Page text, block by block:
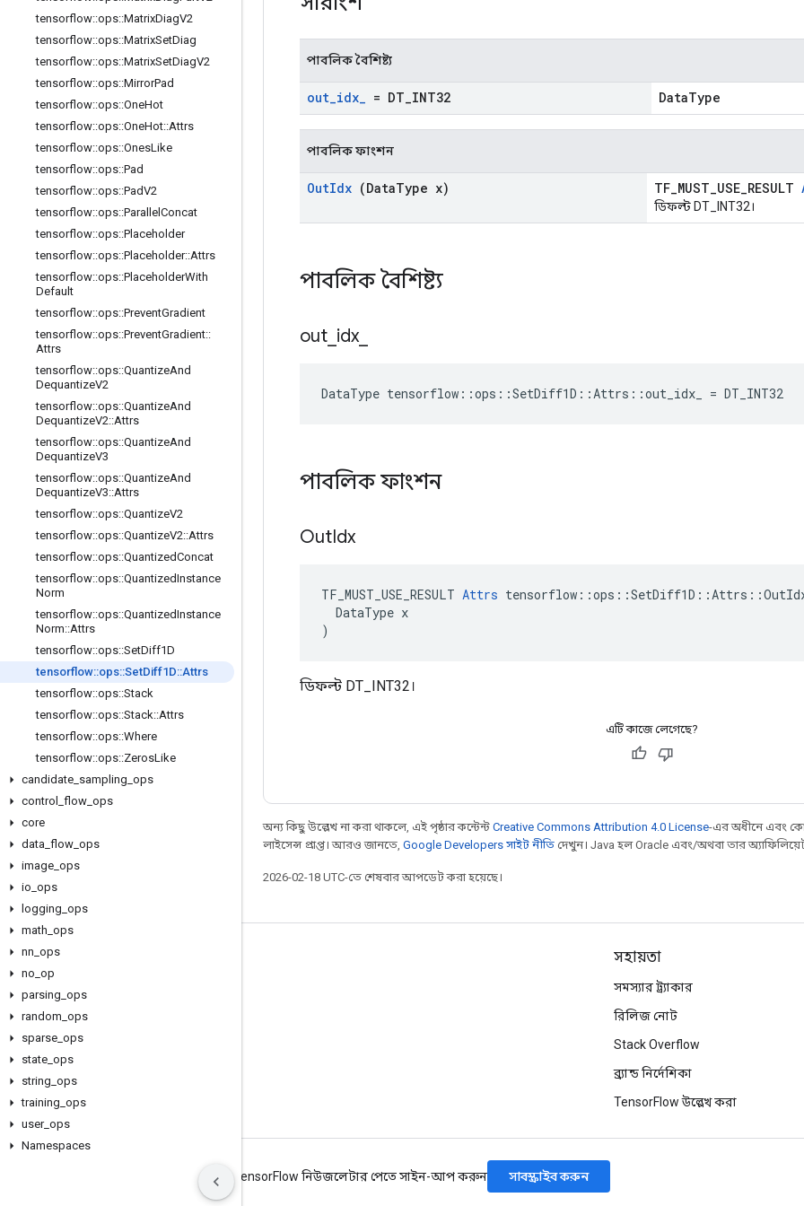
tensorflow::ops::MatrixDiagV2
tensorflow::ops::MatrixSetDiag
tensorflow::ops::MatrixSetDiagV2
tensorflow::ops::MirrorPad
tensorflow::ops::OneHot
tensorflow::ops::OneHot::Attrs
tensorflow::ops::OnesLike
tensorflow::ops::Pad
tensorflow::ops::PadV2
tensorflow::ops::Parallel Concat
tensorflow::ops::Placeholder
tensorflow::ops::Placeholder::Attrs
tensorflow::ops::PlaceholderWith
Default
tensorflow::ops::PreventGradient
tensorflow::ops::PreventGradient::
Attrs
tensorflow::ops::QuantizeAnd
DequantizeV2
tensorflow::ops::QuantizeAnd
DequantizeV2::Attrs
tensorflow::ops::QuantizeAnd
DequantizeV3
tensorflow::ops::QuantizeAnd
DequantizeV3::Attrs
tensorflow::ops::QuantizeV2
tensorflow::ops::QuantizeV2::Attrs
tensorflow::ops::QuantizedConcat
tensorflow::ops::QuantizedInstance
Norm
tensorflow::ops::QuantizedInstance
Norm::Attrs
tensorflow::ops::SetDiff1D
tensorflow::ops::SetDiff1D::Attrs
tensorflow::ops::Stack
tensorflow::ops::Stack::Attrs
tensorflow::ops::Where
tensorflow::ops::ZerosLike
candidate sampling ops
control
flow ops
core
data flow ops
image ops
io ops
logging ops
math ops
nn ops
no op
parsing ops
random ops
sparse ops
state ops
string ops
training ops
user_ ops
Namespaces
পাবলিক বৈশিষ্ট্য
out_idx_ = DT INT32 DataType
পাবলিক ফাংশন
OutIdx (DataType x) TF_MUST_USE_RESULT
ডিফল্ট DT_INT32।
পাবলিক বৈশিষ্ট্য
out idx
DataType tensorflow::ops::SetDiff1D::Attrs::out_idx_ = DT_INT32
পাবলিক ফাংশন
OutIdx
TF_MUST_USE_RESULT Attrs
  DataType x
)
ডিফল্ট DT_INT32।
এটি কাজে লেগেছে?
অন্য কিছু উল্লেখ না করা থাকলে, এই পৃষ্ঠার কন্টেন্ট Creative Commons Attribution 4.0 License-এর অধীনে এবং
লাইসেন্স প্রাপ্ত। আরও জানতে, Google Developers সাইট নীতি দেখুন। Java হল Oracle এবং/অথবা তার অ্যাফিলিয়েট
2026-02-18 UTC-তে শেষবার আপডেট করা হয়েছে।
সবসময় যুক্ত থাকুন
ফোরাম
GitHub
YouTube
সহায়তা
সমস্যার ট্র্যাকার
রিলিজ নোট
Stack Overflow
ব্র্যান্ড নির্দেশিকা
TensorFlow উল্লেখ করা
Manage cookies TensorFlow নিউজলেটার পেতে সাইন-আপ করুন সাবস্ক্রাইব করুন